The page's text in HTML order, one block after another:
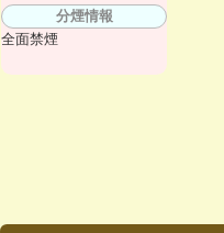
分煙情報
全面禁煙